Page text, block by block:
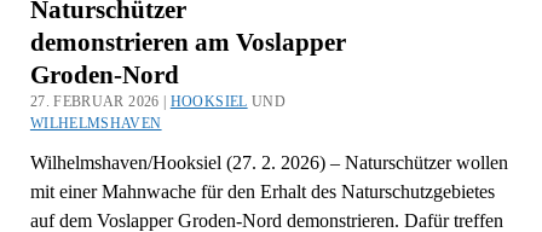
Naturschützer
demonstrieren am Voslapper
Groden-Nord
27. FEBRUAR 2026 | HOOKSIEL UND
WILHELMSHAVEN
Wilhelmshaven/Hooksiel (27. 2. 2026) – Naturschützer wollen
mit einer Mahnwache für den Erhalt des Naturschutzgebietes
auf dem Voslapper Groden-Nord demonstrieren. Dafür treffen